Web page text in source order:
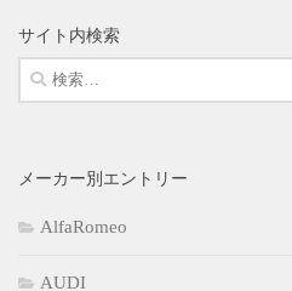
サイト内検索
検
索:
メーカー別エントリー
AlfaRomeo
AUDI